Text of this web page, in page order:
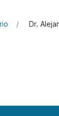
Dr.